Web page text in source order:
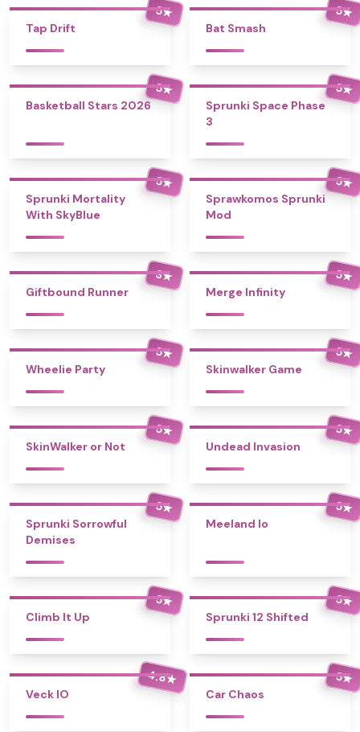
5★
Tap Drift
5★
Bat Smash
5★
Basketball Stars 2026
5★
Sprunki Space Phase
3
5★
Sprunki Mortality
With SkyBlue
5★
Sprawkomos Sprunki
Mod
3★
Giftbound Runner
5★
Merge Infinity
5★
Wheelie Party
5★
Skinwalker Game
5★
SkinWalker or Not
5★
Undead Invasion
5★
Sprunki Sorrowful
Demises
5★
Meeland Io
5★
Climb It Up
5★
Sprunki 12 Shifted
4.8★
Veck IO
5★
Car Chaos